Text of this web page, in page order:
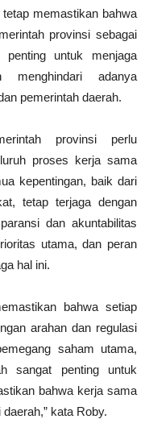
memastikan bahwa
provinsi sebagai
untuk menjaga
menghindari adanya
pemerintah daerah.
provinsi perlu
proses kerja sama
kepentingan, baik dari
tetap terjaga dengan
dan akuntabilitas
utama, dan peran
hal ini.
bahwa setiap
arahan dan regulasi
saham utama,
sangat penting untuk
bahwa kerja sama
kata Roby.